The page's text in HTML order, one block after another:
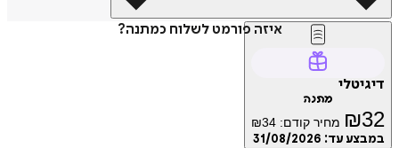
איזה פורמט לשלוח כמתנה?
₪ מחיר קודם: ₪34
עד:31/08/2026